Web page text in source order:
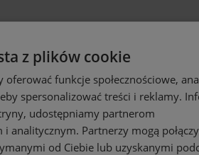
z plików cookie
funkcje społecznościowe,
spersonalizować treści i reklamy.
udostępniamy partnerom
analitycznym. Partnerzy mogą
od Ciebie lub uzyskanymi